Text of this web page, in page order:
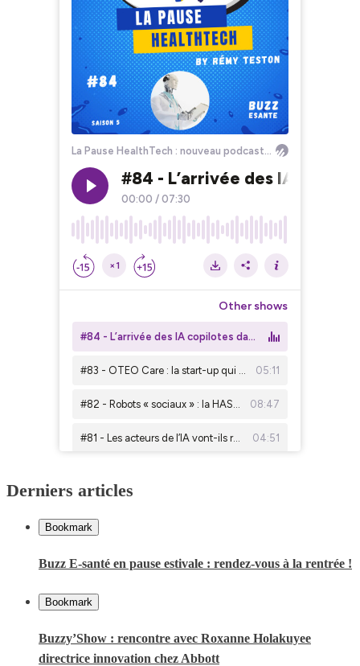
Derniers articles
Bookmark
Buzz E-santé en pause estivale : rendez-vous à la rentrée !
Bookmark
Buzzy’Show : rencontre avec Roxanne Holakuyee
directrice innovation chez Abbott